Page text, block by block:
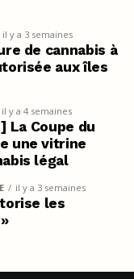
il y a 3 semaines
de cannabis à
aux îles
il y a 4 semaines
La Coupe du
une vitrine
légal
il y a 3 semaines
les